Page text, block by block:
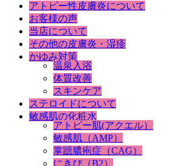
アトピー性皮膚炎について
お客様の声
当店について
その他の皮膚炎・湿疹
かゆみ対策
温泉入浴
体質改善
スキンケア
ステロイドについて
敏感肌の化粧水
アトピー肌(アクエル）
敏感肌（AMP）
掌蹠膿疱症（CAG）
にきび（B2）